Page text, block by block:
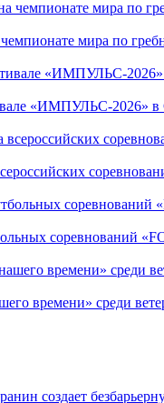
мира по
«ИМПУЛЬС-2026» в
соревнований
времени» среди